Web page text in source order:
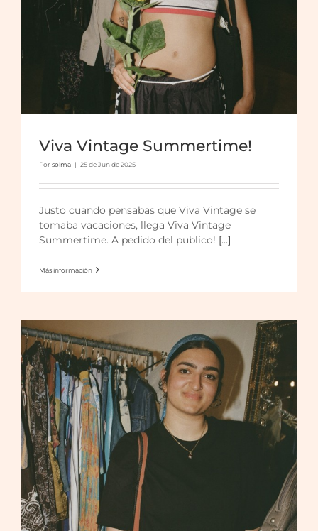
Viva Vintage Summertime!
Porsolma | 25 de Jun de 2025
Justo cuando pensabas que Viva Vintage se
tomaba vacaciones, llega Viva Vintage
Summertime. A pedido del publico! [...]
Más información
temporada